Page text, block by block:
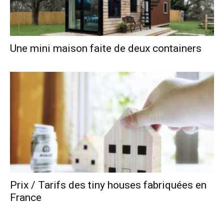
Une mini maison faite de deux containers
Prix / Tarifs des tiny houses fabriquées en
France